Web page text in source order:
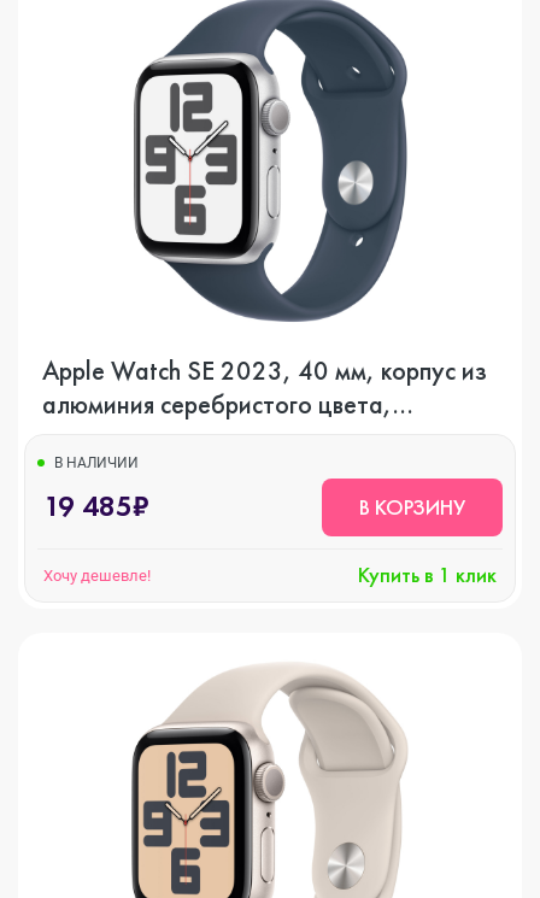
Apple Watch SE 2023, 40 мм, корпус из
алюминия серебристого цвета,
синий, GPS
В НАЛИЧИИ
19 485₽ В КОРЗИНУ
Хочу дешевле! Купить в 1 клик